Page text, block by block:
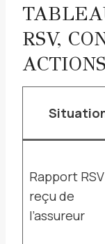
RSV,
ACTIONS
Rapport RSV
reçu de
l’assureur